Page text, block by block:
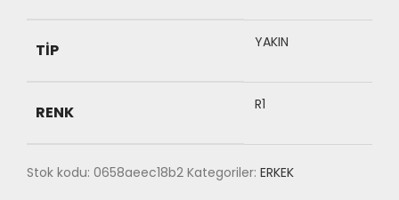
TIP YAKIN
RENK R1
Stok kodu: 0658aeec18b2 Kategoriler: ERKEK